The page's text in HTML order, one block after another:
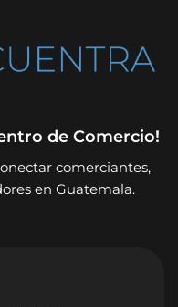
de Comercio!
comerciantes,
en Guatemala.